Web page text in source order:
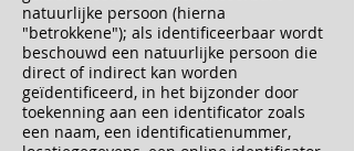
natuurlijke persoon (hierna
"betrokkene"); als identificeerbaar wordt
beschouwd een natuurlijke persoon die
direct of indirect kan worden
geïdentificeerd, in het bijzonder door
toekenning aan een identificator zoals
een naam, een identificatienummer,